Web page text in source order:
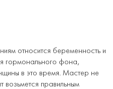
относится беременность и
гормонального фона,
в это время. Мастер не
возьмется правильным